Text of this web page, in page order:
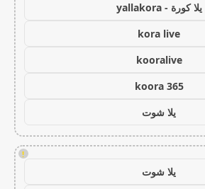
يلا كورة - yallakora
kora live
kooralive
koora 365
يلا شوت
!
يلا شوت